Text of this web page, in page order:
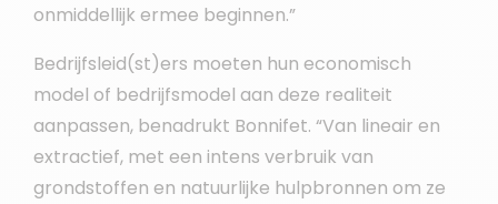
onmiddellijk ermee beginnen.”
Bedrijfsleid(st)ers moeten hun economisch
model of bedrijfsmodel aan deze realiteit
aanpassen, benadrukt Bonnifet. “Van lineair en
extractief, met een intens verbruik van
grondstoffen en natuurlijke hulpbronnen om ze